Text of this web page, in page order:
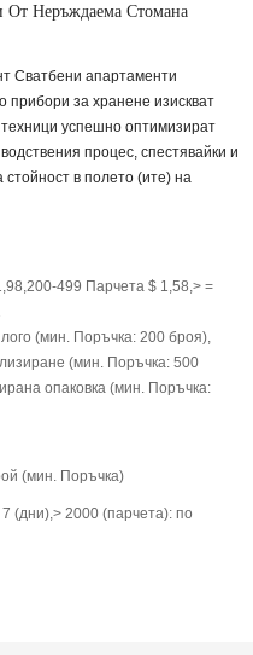
От Неръждаема Стомана
Сватбени апартаменти
прибори за хранене изискват
успешно оптимизират
процес, спестявайки и
стойност в полето (ите) на
499 Парчета $ 1,58,> =
(мин. Поръчка: 200 броя),
(мин. Поръчка: 500
опаковка (мин. Поръчка:
(мин. Поръчка)
(дни),> 2000 (парчета): по